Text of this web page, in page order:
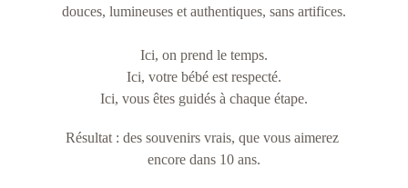
douces, lumineuses et authentiques, sans artifices.
Ici, on prend le temps.
Ici, votre bébé est respecté.
Ici, vous êtes guidés à chaque étape.
Résultat : des souvenirs vrais, que vous aimerez
encore dans 10 ans.